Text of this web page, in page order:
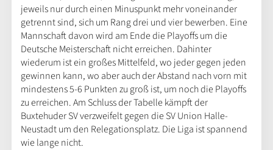
jeweils nur durch einen Minuspunkt mehr voneinander
getrennt sind, sich um Rang drei und vier bewerben. Eine
Mannschaft davon wird am Ende die Playoffs um die
Deutsche Meisterschaft nicht erreichen. Dahinter
wiederum ist ein großes Mittelfeld, wo jeder gegen jeden
gewinnen kann, wo aber auch der Abstand nach vorn mit
mindestens 5-6 Punkten zu groß ist, um noch die Playoffs
zu erreichen. Am Schluss der Tabelle kämpft der
Buxtehuder SV verzweifelt gegen die SV Union Halle-
Neustadt um den Relegationsplatz. Die Liga ist spannend
wie lange nicht.